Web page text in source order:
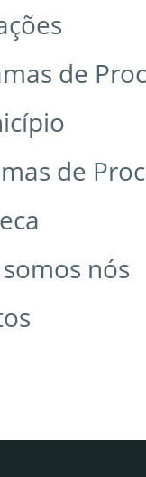
de
de
nós